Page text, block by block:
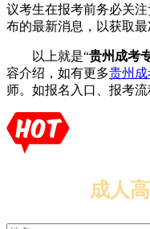
议考生在报考前务必关
布的最新消息，以获取最
以上就是“贵州成考
容介绍，如有更多贵州
师。如报名入口、报考流
成人